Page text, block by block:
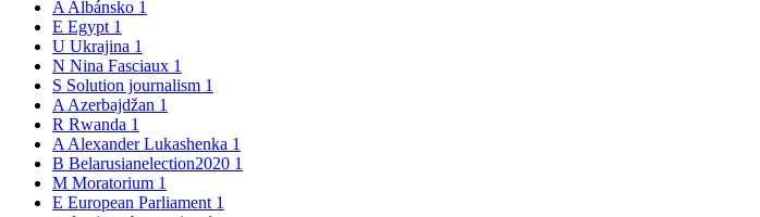
A Albánsko 1
E Egypt 1
U Ukrajina 1
N Nina Fasciaux 1
S Solution journalism 1
A Azerbajdžan 1
R Rwanda 1
A Alexander Lukashenka 1
B Belarusianelection2020 1
M Moratorium 1
E European Parliament 1